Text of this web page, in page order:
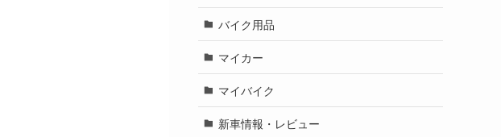
バイク用品
マイカー
マイバイク
新車情報・レビュー